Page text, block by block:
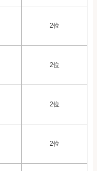
2位
2位
2位
2位